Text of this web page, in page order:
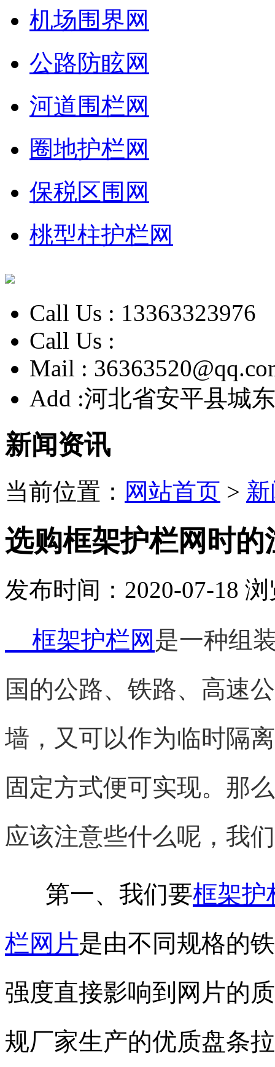
机场围界网
公路防眩网
河道围栏网
圈地护栏网
保税区围网
桃型柱护栏网
Call Us : 13363323976
Call Us :
Mail :
Add :河北省安平县城
新闻资讯
当前位置： 网站首页 >
选购框架护栏网时的
发布时间：2020-07-18 浏
框架护栏网 是一种组
国的公路、铁路、高速
墙，又可以作为临时隔
固定方式便可实现。那
应该注意些什么呢，我
第一、我们要框架护
栏网 片是由不同规格的
强度直接影响到网片的
规厂家生产的优质盘条